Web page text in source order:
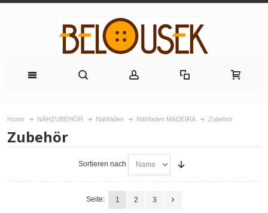
Home NÄHZUBEHÖR Nähfäden Nähfaden MADEIRA Zubehör
Zubehör
Sortieren nach
Seite: 1 2 3